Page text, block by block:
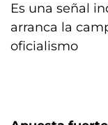
Es una señal
arranca la
oficialismo